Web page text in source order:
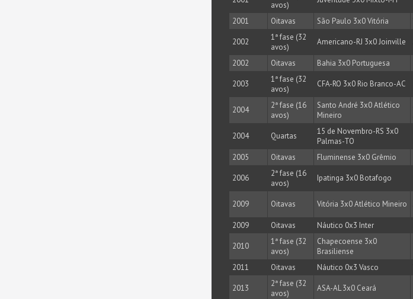
avos)
2001 Oitavas São Paulo 3x0 Vitória
2002
1ª fase (32
avos)
Americano-RJ 3x0 Joinville
2002 Oitavas Bahia 3x0 Portuguesa
2003
1ª fase (32
avos)
CFA-RO 3x0 Rio Branco-AC
2004
2ª fase (16
avos)
Santo André 3x0 Atlético
Mineiro
2004 Quartas
15 de Novembro-RS 3x0
Palmas-TO
2005
Oitavas Fluminense 3x0 Grêmio
2006
2ª fase (16
avos)
Ipatinga 3x0 Botafogo
2009 Oitavas Vitória 3x0 Atlético Mineiro
2009
Oitavas Náutico 0x3 Inter
2010
1ª fase (32
avos)
Chapecoense 3x0
Brasiliense
2011 Oitavas Náutico 0x3 Vasco
2013
2ª fase (32
avos)
ASA-AL 3x0 Ceará